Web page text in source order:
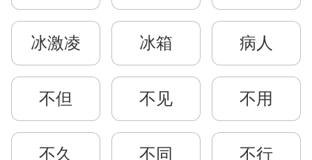
冰激凌 冰箱 病人
不但 不见 不用
不久 不同 不行